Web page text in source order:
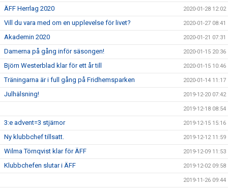
ÄFF Herrlag 2020 2020-01-28 12:02
Vill du vara med om en upplevelse för livet? 2020-01-27 08:41
Akademin 2020 2020-01-21 07:31
Damerna på gång inför säsongen! 2020-01-15 20:36
Björn Westerblad klar för ett år till 2020-01-15 10:46
Träningarna är i full gång på Fridhemsparken 2020-01-14 11:17
Julhälsning! 2019-12-20 07:42
2019-12-18 08:54
3:e advent=3 stjärnor 2019-12-15 15:16
Ny klubbchef tillsatt. 2019-12-12 11:59
Wilma Törnqvist klar för ÄFF 2019-12-09 11:53
Klubbchefen slutar i ÄFF 2019-12-02 09:58
2019-11-26 09:44